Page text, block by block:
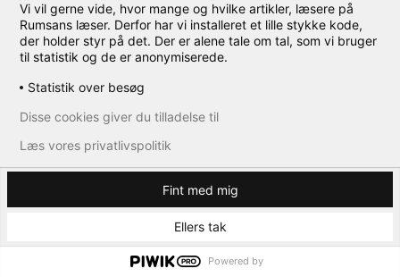
Vi vil gerne vide, hvor mange og hvilke artikler, læsere på
Rumsans læser. Derfor har vi installeret et lille stykke kode,
der holder styr på det. Der er alene tale om tal, som vi bruger
til statistik og de er anonymiserede.
Statistik over besøg
Fint med mig
Ellers tak
Disse cookies giver du tilladelse til
Læs vores privatlivspolitik
Powered by